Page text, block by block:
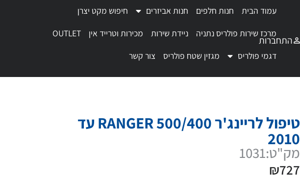
התחברות
עמוד הבית חנות חלפים חנות אביזרים
חיפוש מקט יצרן
מרכז שירות פולריס נתניה
ניידת שירות מכירות וטרייד אין
OUTLET
דגמי פולריס
מגזין שטח פולריס צור קשר
טיפול לריינג'ר 500/400 RANGER עד
2010
מק"ט:1031
₪727